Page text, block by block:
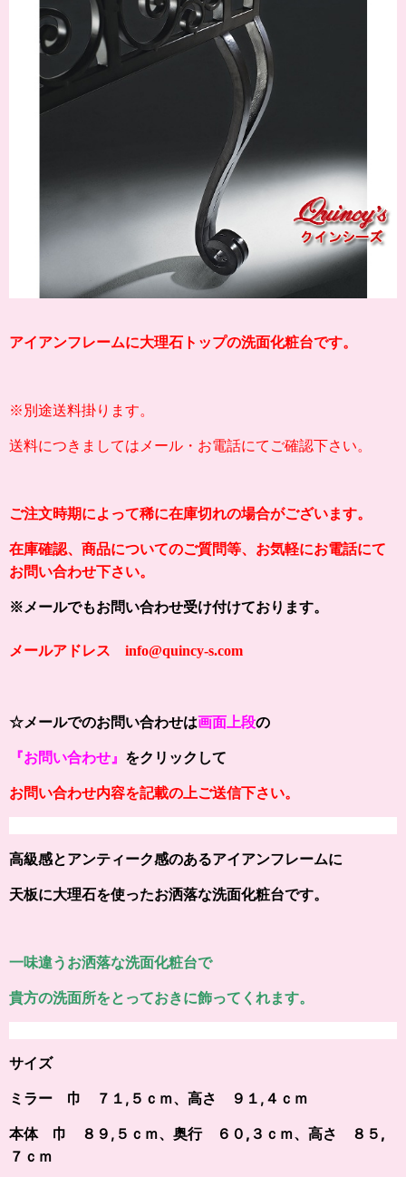
アイアンフレームに大理石トップの洗面化粧台です。
※別途送料掛ります。
送料につきましてはメール・お電話にてご確認下さい。
ご注文時期によって稀に在庫切れの場合がございます。
在庫確認、商品についてのご質問等、お気軽にお電話にて
お問い合わせ下さい。
※メールでもお問い合わせ受け付けております。
メールアドレス info@quincy-s.com
☆メールでのお問い合わせは画面上段の
『お問い合わせ』 をクリックして
お問い合わせ内容を記載の上ご送信下さい。
高級感とアンティーク感のあるアイアンフレームに
天板に大理石を使ったお洒落な洗面化粧台です。
一味違うお洒落な洗面化粧台で
貴方の洗面所をとっておきに飾ってくれます。
サイズ
ミラー 巾 ７１,５ｃｍ、高さ ９１,４ｃｍ
本体 巾 ８９,５ｃｍ、 奥行 ６０,３ｃｍ、高さ ８５,
７ｃｍ